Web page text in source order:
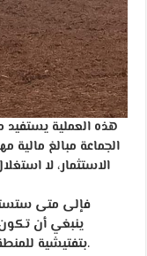
هذه العملية
الجماعة مبالغ مالية
الاستثمار، لا
فإلى متى
ينبغي أن تكون
بتفتيشية للمنطقة للوقوف على تنامي التجزئي العشوائي.